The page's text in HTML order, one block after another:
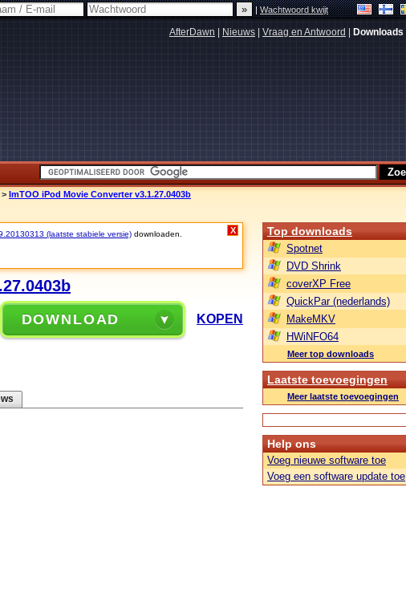
|Wachtwoord kwijt
AfterDawn Nieuws Vraag en Antwoord Downloads
> ImTOO iPod Movie Converter v3.1.27.0403b
(laatste stabiele versie) downloaden. X
DOWNLOAD KOPEN
Top downloads
Spotnet
DVD Shrink
coverXP Free
QuickPar (nederlands)
MakeMKV
HWiNFO64
Meer top downloads
Laatste toevoegingen
Meer laatste toevoegingen
Help ons
Voeg nieuwe software toe
Voeg een software update toe